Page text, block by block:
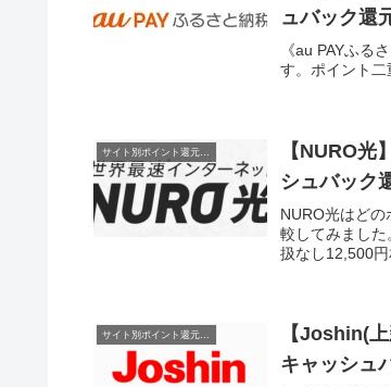
ュバック還
《au PAYふる
す。ポイント二
【NURO
シュバック
NURO光はど
較してみまし
扱なし12,500
サイト別ポイント還元率一覧
【Joshin(
キャッシュ